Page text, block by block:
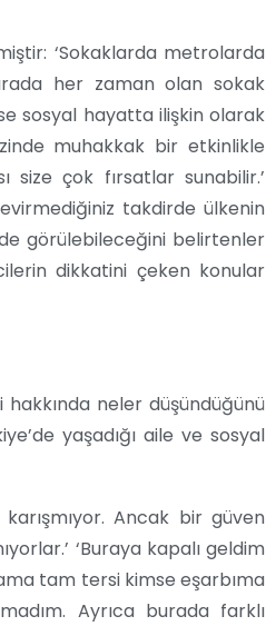
‘Sokaklarda metrolarda
her zaman olan sokak
sosyal hayatta ilişkin olarak
muhakkak bir etkinlikle
size çok fırsatlar sunabilir.’
takdirde ülkenin
görülebileceğini belirtenler
dikkatini çeken konular
neler düşündüğünü
yaşadığı aile ve sosyal
Ancak bir güven
‘Buraya kapalı geldim
tam tersi kimse eşarbıma
Ayrıca burada farklı